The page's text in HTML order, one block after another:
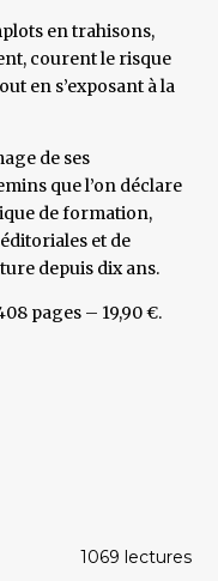
en trahisons,
courent le risque
en s’exposant à la
de ses
que l’on déclare
de formation,
et de
depuis dix ans.
pages – 19,90 €.
1069 lectures